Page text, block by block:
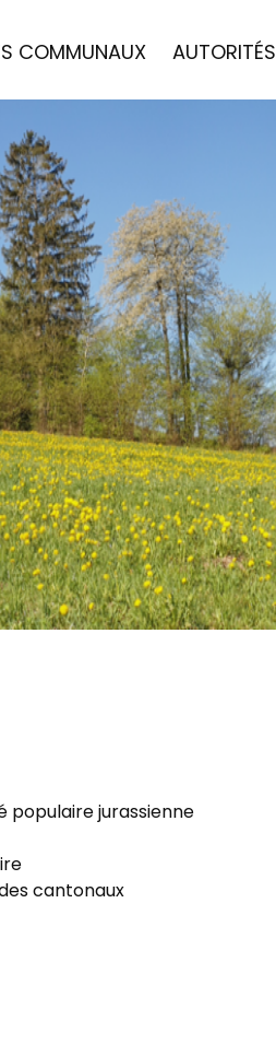
COMMUNAUX AUTORITÉS
populaire jurassienne
cantonaux